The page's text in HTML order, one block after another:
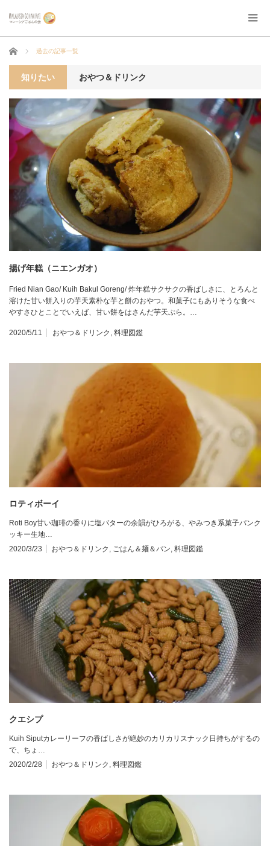
ホーム 過去の記事一覧
知りたい おやつ＆ドリンク
揚げ年糕（ニエンガオ）
Fried Nian Gao/ Kuih Bakul Goreng/ 炸年糕サクサクの香ばしさに、とろんと
溶けた甘い餅入りの芋天素朴な芋と餅のおやつ。和菓子にもありそうな食べ
やすさひとことでいえば、甘い餅をはさんだ芋天ぷら。…
2020/5/11 おやつ＆ドリンク , 料理図鑑
ロティボーイ
Roti Boy甘い珈琲の香りに塩バターの余韻がひろがる、やみつき系菓子パンク
ッキー生地…
2020/3/23
おやつ＆ドリンク ごはん＆麺＆パン 料理図鑑
クエシプ
Kuih Siputカレーリーフの香ばしさが絶妙のカリカリスナック日持ちがするの
で、ちょ…
2020/2/28
おやつ＆ドリンク 料理図鑑